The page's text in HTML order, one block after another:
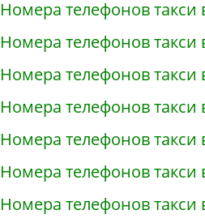
Номера телефонов такси
Номера телефонов такси
Номера телефонов такси
Номера телефонов такси
Номера телефонов
Номера телефонов
Номера телефонов такси